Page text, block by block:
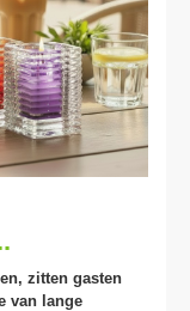
zitten gasten
van lange